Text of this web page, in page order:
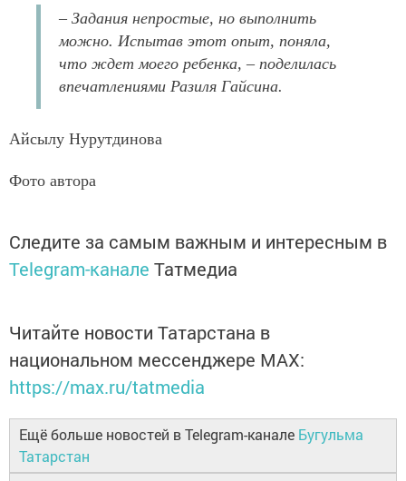
– Задания непростые, но выполнить
можно. Испытав этот опыт, поняла,
что ждет моего ребенка, – поделилась
впечатлениями Разиля Гайсина.
Айсылу Нурутдинова
Фото автора
Следите за самым важным и интересным в
Telegram-канале Татмедиа
Читайте новости Татарстана в
национальном мессенджере MАХ:
https://max.ru/tatmedia
Ещё больше новостей в Telegram-канале Бугульма
Татарстан